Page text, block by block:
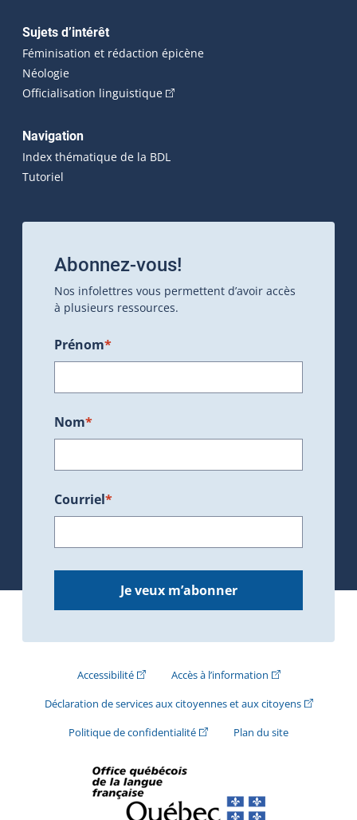
Sujets d’intérêt
Féminisation et rédaction épicène
Néologie
Officialisation linguistique(Cet hyperlien externe s'ouvrira
Navigation
Index thématique de la BDL
Tutoriel
Abonnez-vous!
Nos infolettres vous permettent d’avoir accès
à plusieurs ressources.
Prénom*
Nom*
Courriel*
Je veux m’abonner
Accessibilité(Cet hyperlien externe s'ouvrira dans une
Accès à l’information(Cet hyperlien
Déclaration de services aux citoyennes et aux citoyens(Cet
Politique de confidentialité(Cet hyperlien externe s'ouvrira
Plan du site